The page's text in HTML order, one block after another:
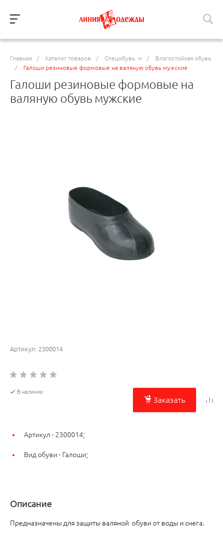
Главная / Каталог товаров / Спецобувь /
Влагостойкая обувь
/
Галоши резиновые формовые на валяную обувь мужские
Галоши резиновые формовые на
валяную обувь мужские
Артикул: 2300014
В наличии
Заказать
Артикул - 2300014;
Вид обуви - Галоши;
Описание
Предназначены для защиты валяной обуви от воды и снега.